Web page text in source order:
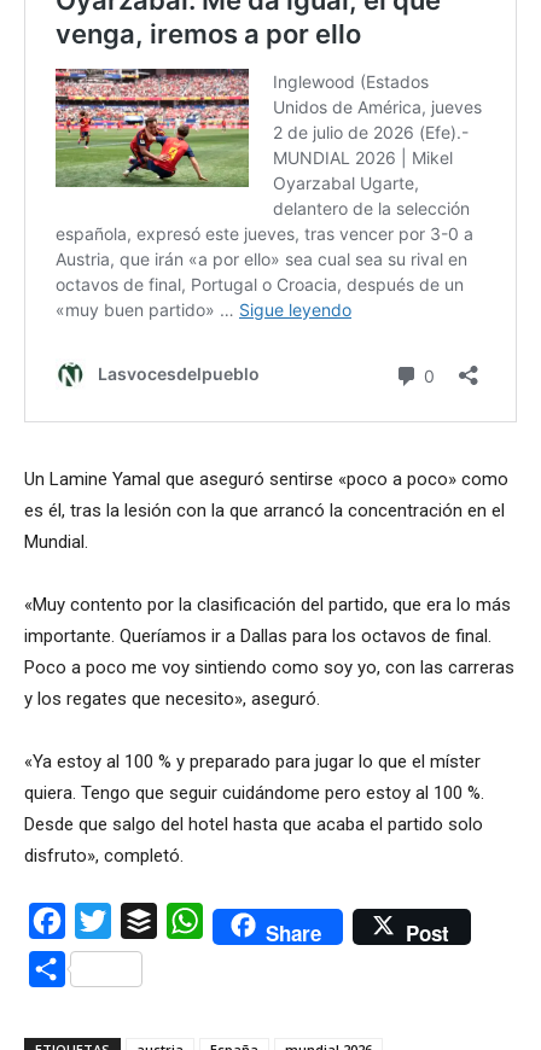
Un Lamine Yamal que aseguró sentirse «poco a poco» como
es él, tras la lesión con la que arrancó la concentración en el
Mundial.
«Muy contento por la clasificación del partido, que era lo más
importante. Queríamos ir a Dallas para los octavos de final.
Poco a poco me voy sintiendo como soy yo, con las carreras
y los regates que necesito», aseguró.
«Ya estoy al 100 % y preparado para jugar lo que el míster
quiera. Tengo que seguir cuidándome pero estoy al 100 %.
Desde que salgo del hotel hasta que acaba el partido solo
disfruto», completó.
Facebook
Twitter Buffer WhatsAppShare Post
Compartir